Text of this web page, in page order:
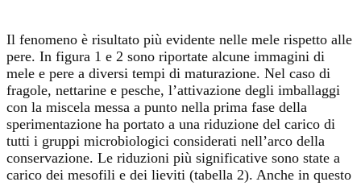
Il fenomeno è risultato più evidente nelle mele rispetto alle
pere. In figura 1 e 2 sono riportate alcune immagini di
mele e pere a diversi tempi di maturazione. Nel caso di
fragole, nettarine e pesche, l’attivazione degli imballaggi
con la miscela messa a punto nella prima fase della
sperimentazione ha portato a una riduzione del carico di
tutti i gruppi microbiologici considerati nell’arco della
conservazione. Le riduzioni più significative sono state a
carico dei mesofili e dei lieviti (tabella 2). Anche in questo